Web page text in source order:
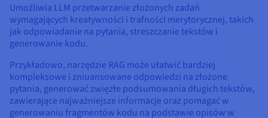
Umożliwia LLM przetwarzanie złożonych zadań
wymagających kreatywności i trafności merytorycznej, takich
jak odpowiadanie na pytania, streszczanie tekstów i
generowanie kodu.
Przykładowo, narzędzie RAG może ułatwić bardziej
kompleksowe i zniuansowane odpowiedzi na złożone
pytania, generować zwięzłe podsumowania długich tekstów,
zawierające najważniejsze informacje oraz pomagać w
generowaniu fragmentów kodu na podstawie opisów w